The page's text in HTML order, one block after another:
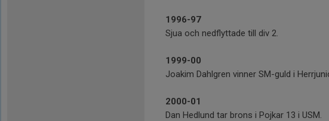
1996-97
Sjua och nedflyttade till div 2.
1999-00
Joakim Dahlgren vinner SM-guld i
2000-01
Dan Hedlund tar brons i Pojkar 13 i USM.